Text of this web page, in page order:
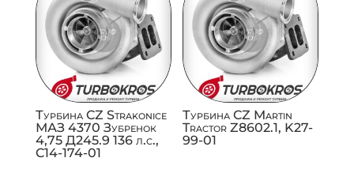
Турбина CZ Strakonice
МАЗ 4370 Зубренок
4,75 Д245.9 136 л.с.,
C14-174-01
Турбина CZ Martin
Tractor Z8602.1, K27-
99-01